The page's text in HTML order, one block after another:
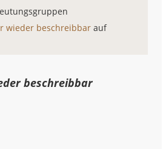
wieder beschreibbarauf
beschreibbar